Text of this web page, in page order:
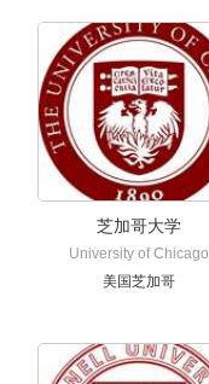
芝加哥大学
University of Chicago
美国芝加哥